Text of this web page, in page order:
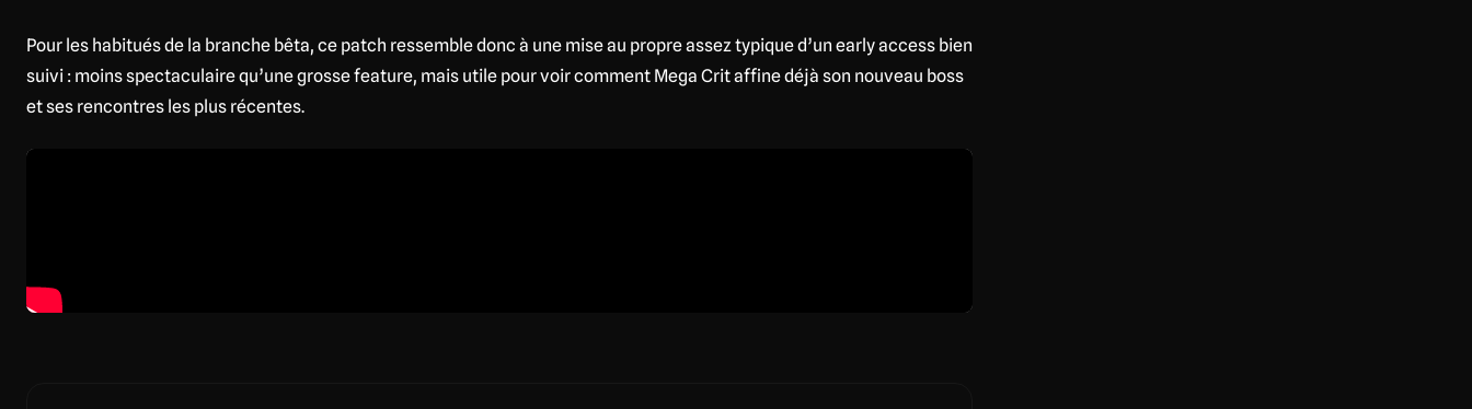
Pour les habitués de la branche bêta, ce patch ressemble donc à une mise au propre assez typique d’un early access bien
suivi : moins spectaculaire qu’une grosse feature, mais utile pour voir comment Mega Crit affine déjà son nouveau boss
et ses rencontres les plus récentes.